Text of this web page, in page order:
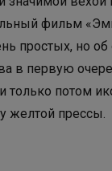
фильм
простых, но
в первую
потом
желтой прессы.